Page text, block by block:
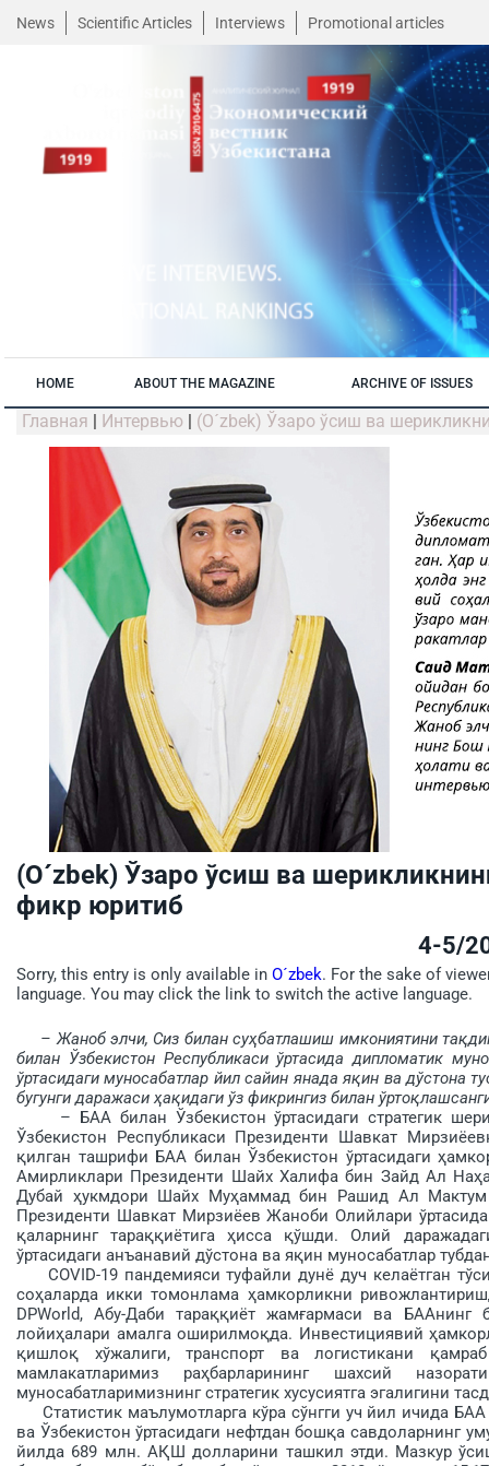
News Scientific Articles Interviews Promotional articles
HOME ABOUT THE MAGAZINE ARCHIVE OF ISSUES
Главная | Интервью | (O´zbek) Ўзаро ўсиш ва
(O´zbek) Ўзаро ўсиш ва
фикр юритиб
4-5/
Sorry, this entry is only available in O´zbek. For the sake of
language. You may click the link to switch the active language.
– Жаноб элчи, Сиз билан суҳбатлашиш имкония­тини
билан Ўзбекистон Республикаси ўртасида дипломатик
ўртасидаги муносабатлар йил сайин янада яқин ва дўстона
бугунги даражаси ҳақидаги ўз фикрингиз билан
– БАА билан Ўзбекистон ўртасидаги стратегик
Ўзбекистон Республикаси Президенти Шавкат
қилган ташрифи БАА билан Ўзбекистон ўртасидаги
Амирликлари Президенти Шайх Халифа бин Зайд Ал
Дубай ҳукмдори Шайх Муҳаммад бин Рашид Ал Мактум
Президенти Шавкат Мирзиёев Жаноби Олийлари
қаларнинг та­раққиётига ҳисса қўшди. Олий
ўртасидаги анъанавий дўстона ва яқин муносабатлар
COVID-19 пандемияси туфайли дунё дуч келаётган
соҳаларда икки томонлама ҳамкорликни
DPWorld, Абу-Даби тараққиёт жамғармаси ва
лойиҳалари амалга оширилмоқда. Инвестициявий
қишлоқ хўжалиги, транспорт ва логис­тикани
мамлакатларимиз раҳбарларининг шахсий
муносабатларимизнинг стратегик хусусиятга эгалигини
Статистик маълумотларга кўра сўнгги уч йил ичида
ва Ўзбекистон ўртасидаги нефтдан бошқа савдоларнинг
йилда 689 млн. АҚШ долларини ташкил этди. Мазкур